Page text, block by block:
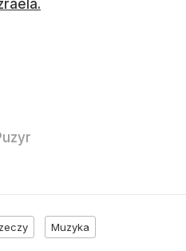
prezydenta
burzę. Aleksandra